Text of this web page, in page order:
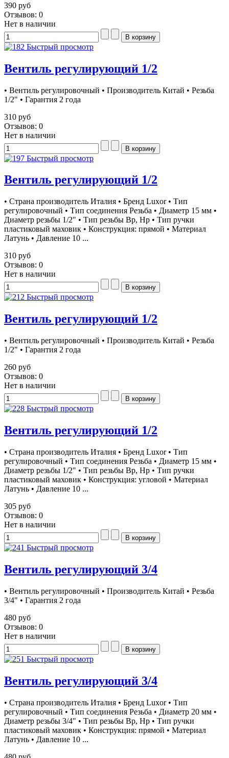
390 руб
Отзывов: 0
Нет в наличии
Быстрый просмотр
Вентиль регулирующий 1/2
• Вентиль регулировочный • Производитель Китай • Резьба
1/2" • Гарантия 2 года
310 руб
Отзывов: 0
Нет в наличии
Быстрый просмотр
Вентиль регулирующий 1/2
• Страна производитель Италия • Бренд Luxor • Тип
регулировочный • Тип соединения Резьба • Диаметр 15 мм •
Диаметр резьбы 1/2" • Тип резьбы Вр, Нр • Тип ручки
пластиковый маховик • Конструкция: прямой • Материал
Латунь • Давление 10 ...
310 руб
Отзывов: 0
Нет в наличии
Быстрый просмотр
Вентиль регулирующий 1/2
• Вентиль регулировочный • Производитель Китай • Резьба
1/2" • Гарантия 2 года
260 руб
Отзывов: 0
Нет в наличии
Быстрый просмотр
Вентиль регулирующий 1/2
• Страна производитель Италия • Бренд Luxor • Тип
регулировочный • Тип соединения Резьба • Диаметр 15 мм •
Диаметр резьбы 1/2" • Тип резьбы Вр, Нр • Тип ручки
пластиковый маховик • Конструкция: угловой • Материал
Латунь • Давление 10 ...
305 руб
Отзывов: 0
Нет в наличии
Быстрый просмотр
Вентиль регулирующий 3/4
• Вентиль регулировочный • Производитель Китай • Резьба
3/4" • Гарантия 2 года
480 руб
Отзывов: 0
Нет в наличии
Быстрый просмотр
Вентиль регулирующий 3/4
• Страна производитель Италия • Бренд Luxor • Тип
регулировочный • Тип соединения Резьба • Диаметр 20 мм •
Диаметр резьбы 3/4" • Тип резьбы Вр, Нр • Тип ручки
пластиковый маховик • Конструкция: прямой • Материал
Латунь • Давление 10 ...